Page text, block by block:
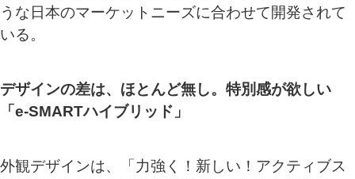
うな日本のマーケットニーズに合わせて開発されて
いる。
デザインの差は、ほとんど無し。特別感が欲しい
「e‐SMARTハイブリッド」
外観デザインは、「力強く！新しい！アクティブス